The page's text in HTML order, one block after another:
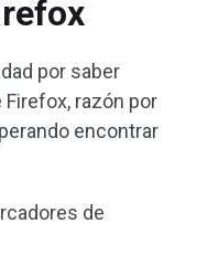
por saber
razón por
encontrar
de